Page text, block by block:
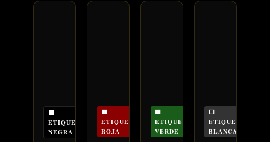
⬛
ETIQUETA
NEGRA
🟥
ETIQUETA
ROJA
🟩
ETIQUETA
VERDE
⬜
ETIQUETA
BLANCA